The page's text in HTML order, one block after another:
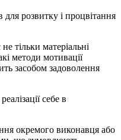
для розвитку і процвітання
тільки матеріальні
методи мотивації
засобом задоволення
себе в
окремого виконавця або